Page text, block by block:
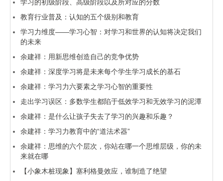
学习的初级阶段、高级阶段以及所对应的分数
教育行业普及：认知的五个级别和教育
学习力维度——学习心智：对学习和世界的认知将决定我们
的未来
余建祥：用新思维创造自己的竞争优势
余建祥：深度学习将是未来每个学生学习成长的基石
余建祥：学习力六要素之学习心智的重要性
走出学习误区：多数学生都陷于低效学习和无效学习的泥潭
余建祥：是什么让孩子失去了学习的兴趣和乐趣？
余建祥：学习力教育中的“道法术器”
余建祥：思维的六个层次，你站在哪一个思维层级，你的未
来就在哪
【小象木桩现象】塞利格曼效应，谁制造了绝望